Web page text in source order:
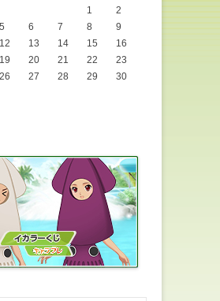
1
2
5 6 7 8
9
12 13 14 15
16
19 20 21 22
23
26 27 28 29
30